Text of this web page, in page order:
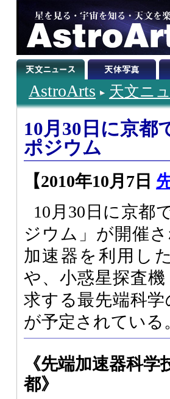
AstroArts 天文ニ
10月30日に京都
ポジウム
【2010年10月7日
10月30日に京都
ジウム」が開催
加速器を利用し
や、小惑星探査
求する最先端科
が予定されている
《先端加速器科
都》